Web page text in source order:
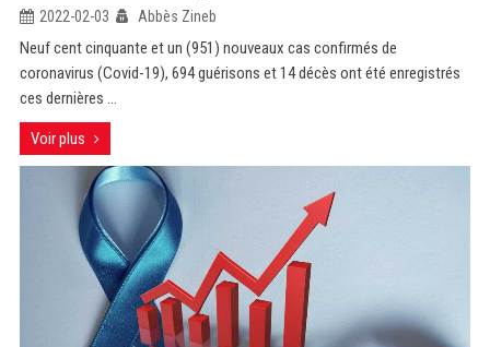
2022-02-03 Abbès Zineb
Neuf cent cinquante et un (951) nouveaux cas confirmés de
coronavirus (Covid-19), 694 guérisons et 14 décès ont été enregistrés
ces dernières ...
Voir plus